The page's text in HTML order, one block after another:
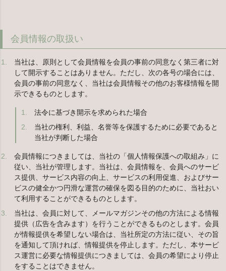
会員情報の取扱い
当社は、原則として会員情報を会員の事前の同意なく第三者に対
して開示することはありません。ただし、次の各号の場合には、
会員の事前の同意なく、当社は会員情報その他のお客様情報を開
示できるものとします。
法令に基づき開示を求められた場合
当社の権利、利益、名誉等を保護するために必要であると
当社が判断した場合
会員情報につきましては、当社の「個人情報保護への取組み」に
従い、当社が管理します。当社は、会員情報を、会員へのサービ
ス提供、サービス内容の向上、サービスの利用促進、およびサー
ビスの健全かつ円滑な運営の確保を図る目的のために、当社おい
て利用することができるものとします。
当社は、会員に対して、メールマガジンその他の方法による情報
提供（広告を含みます）を行うことができるものとします。会員
が情報提供を希望しない場合は、当社所定の方法に従い、その旨
を通知して頂ければ、情報提供を停止します。ただし、本サービ
ス運営に必要な情報提供につきましては、会員の希望により停止
をすることはできません。